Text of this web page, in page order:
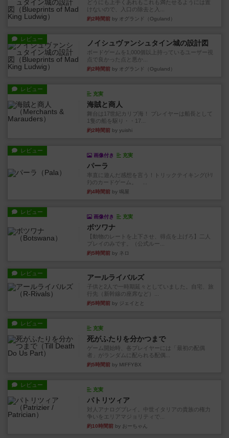
どうにも上手くあれもこれも満たせるようには置
けないので、入口の除去と入...
約2時間前 by オグランド（Oguland）
レビュー ノイシュヴァンシュタイン城の設計図
ボードゲームを1,000個以上持っているユーザー視
点で良かった点と悪か...
約2時間前 by オグランド（Oguland）
レビュー
充実
海賊と商人
舞台は17世紀カリブ海！ プレイヤーは船長として
1隻の船を駆り・・17...
約2時間前 by yuishi
レビュー
画像付き 充実
パーラ
率直に遊んだ感想を言う！トリックテイキング(ﾄﾘ
ﾃ)のカードゲーム。 ...
約4時間前 by 鳴屋
レビュー
画像付き 充実
ボツワナ
【動物のレートを上下させ、得点を上げろ】二人
プレイのみです。（公式ルー...
約5時間前 by ネロ
レビュー アールライバルズ
子供と2人で一時期延々としていました。自宅、旅
行先（新幹線の座席など）...
約5時間前 by ジェイとと
レビュー
充実
死がふたりを分かつまで
ゲーム開始時、各プレイヤーには「最初の配偶
者」がランダムに配られる配偶...
約5時間前 by MIFFYBX
レビュー
充実
パトリツィア
対人アナログプレイ。中世イタリアの貴族の権力
争いをエリアマジョリティで...
約10時間前 by おーちゃん